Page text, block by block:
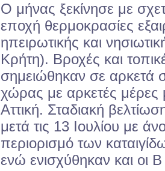
Ο μήνας ξεκίνησε με
εποχή θερμοκρασίες
ηπειρωτικής και
Κρήτη). Βροχές και
σημειώθηκαν σε αρκετά
χώρας με αρκετές μέρες
Αττική. Σταδιακή
μετά τις 13 Ιουλίου με
περιορισμό των
ενώ ενισχύθηκαν και οι